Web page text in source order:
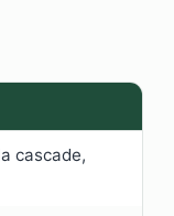
cascade,